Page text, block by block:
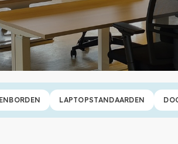
LAPTOPSTANDAARDEN